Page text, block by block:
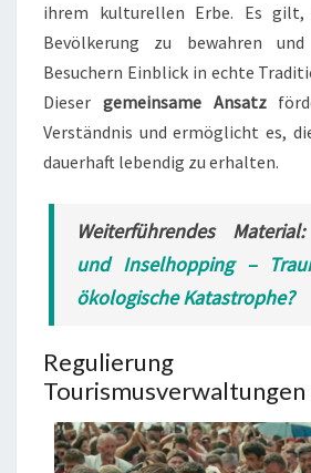
ihrem kulturellen Erbe. Es
Bevölkerung zu bewahren
Besuchern Einblick in echte
Dieser gemeinsame Ansatz
Verständnis und ermöglicht es,
dauerhaft lebendig zu erhalten.
Weiterführendes Material:
und Inselhopping –
ökologische Katastrophe?